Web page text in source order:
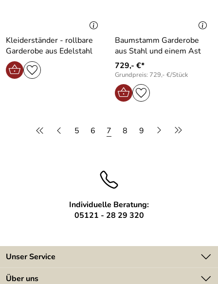
Kleiderständer - rollbare
Garderobe aus Edelstahl
Baumstamm Garderobe
aus Stahl und einem Ast
729,- €*
Grundpreis: 729,- €/Stück
5 6 7 8 9
Individuelle Beratung:
05121 - 28 29 320
Unser Service
Kontakt
Über uns